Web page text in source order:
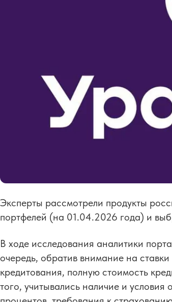
Эксперты рассмотрели продукты
портфелей (на 01.04.2026 года) и
В ходе исследования аналитики
очередь, обратив внимание на
кредитования, полную стоимость
того, учитывались наличие и